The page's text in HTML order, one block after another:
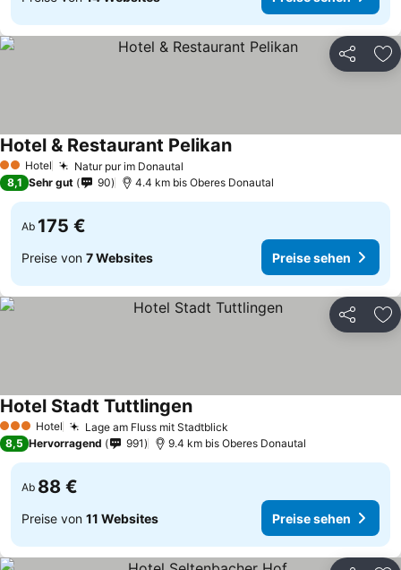
Teilen
2 Sterne
Hotel Natur pur im Donautal
Hotel & Restaurant Pelikan
8,1 Sehr gut 90 4.4 km bis Oberes Donautal
Ab 175 €
Preise von 7 Websites Preise sehen
Teilen
3 SterneHotel Lage am Fluss mit Stadtblick
Hotel Stadt Tuttlingen
8,5 Hervorragend 991 9.4 km bis Oberes Donautal
Ab 88 €
Preise von 11 Websites Preise sehen